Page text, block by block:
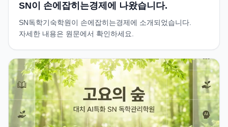
SN이 손에잡히는경제에 나왔습니다.
SN독학기숙학원이 손에잡히는경제에 소개되었습니다.
자세한 내용은 원문에서 확인하세요.